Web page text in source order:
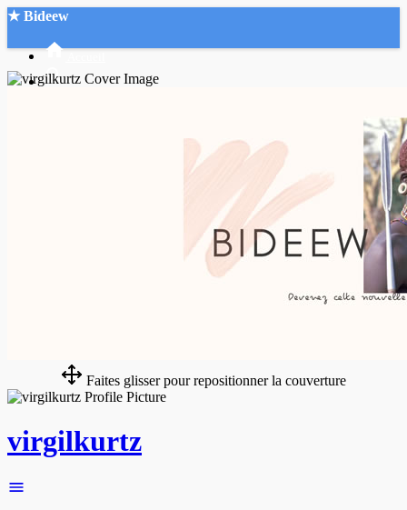
★ Bideew
Faites glisser pour repositionner la couverture
virgilkurtz